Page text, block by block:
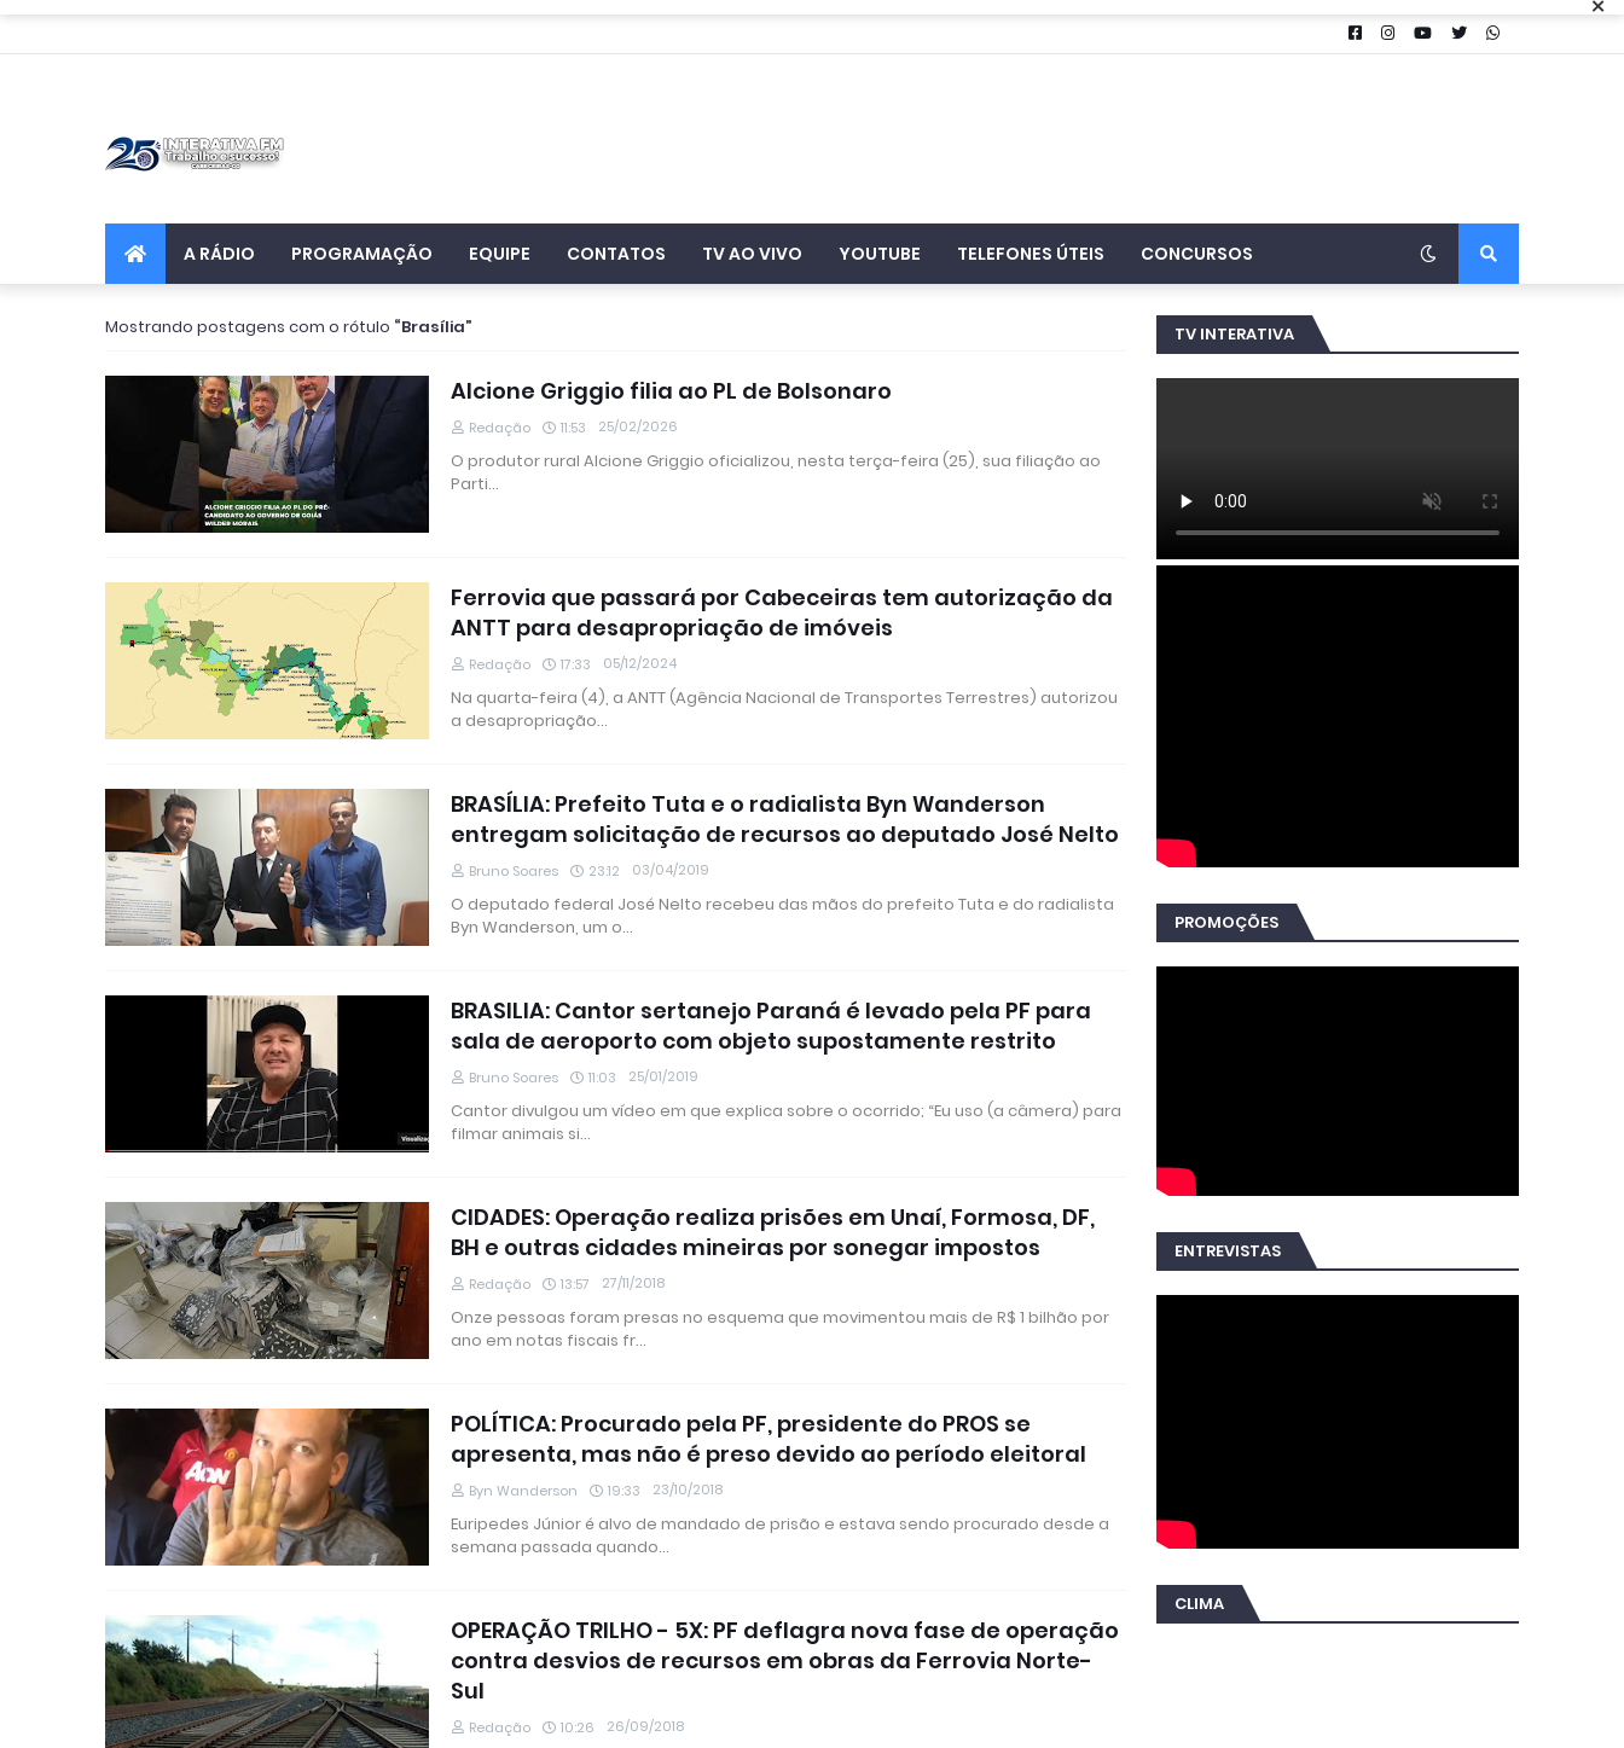
A RÁDIO PROGRAMAÇÃO EQUIPE CONTATOS TV AO VIVO YOUTUBE TELEFONES ÚTEIS CONCURSOS
Mostrando postagens com o rótulo Brasília
Alcione Griggio filia ao PL de Bolsonaro
Redação 11:53 25/02/2026
O produtor rural Alcione Griggio oficializou, nesta terça-feira (25), sua filiação ao
Parti…
Ferrovia que passará por Cabeceiras tem autorização da
ANTT para desapropriação de imóveis
Redação 17:33 05/12/2024
Na quarta-feira (4), a ANTT (Agência Nacional de Transportes Terrestres) autorizou
a desapropriação…
BRASÍLIA: Prefeito Tuta e o radialista Byn Wanderson
entregam solicitação de recursos ao deputado José Nelto
Bruno Soares 23:12 03/04/2019
O deputado federal José Nelto recebeu das mãos do prefeito Tuta e do radialista
Byn Wanderson, um o…
BRASILIA: Cantor sertanejo Paraná é levado pela PF para
sala de aeroporto com objeto supostamente restrito
Bruno Soares 11:03 25/01/2019
Cantor divulgou um vídeo em que explica sobre o ocorrido; “Eu uso (a câmera) para
filmar animais si…
CIDADES: Operação realiza prisões em Unaí, Formosa, DF,
BH e outras cidades mineiras por sonegar impostos
Redação 13:57 27/11/2018
Onze pessoas foram presas no esquema que movimentou mais de R$ 1 bilhão por
ano em notas fiscais fr…
POLÍTICA: Procurado pela PF, presidente do PROS se
apresenta, mas não é preso devido ao período eleitoral
Byn Wanderson 19:33 23/10/2018
Euripedes Júnior é alvo de mandado de prisão e estava sendo procurado desde a
semana passada quando…
OPERAÇÃO TRILHO - 5X: PF deflagra nova fase de operação
contra desvios de recursos em obras da Ferrovia Norte-
Sul
Redação 10:26 26/09/2018
TV INTERATIVA
PROMOÇÕES
ENTREVISTAS
CLIMA